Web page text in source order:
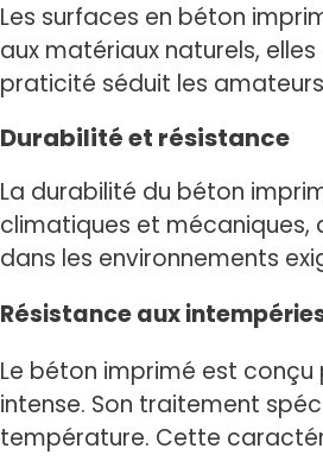
Les surfaces en béton
aux matériaux naturels,
praticité séduit les
Durabilité et résistance
La durabilité du béton
climatiques et mécaniques,
dans les environnements
Résistance aux
Le béton imprimé est conçu
intense. Son traitement
température. Cette